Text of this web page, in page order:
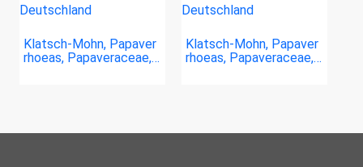
Klatsch-Mohn, Papaver
rhoeas, Papaveraceae,…
Klatsch-Mohn, Papaver
rhoeas, Papaveraceae,…